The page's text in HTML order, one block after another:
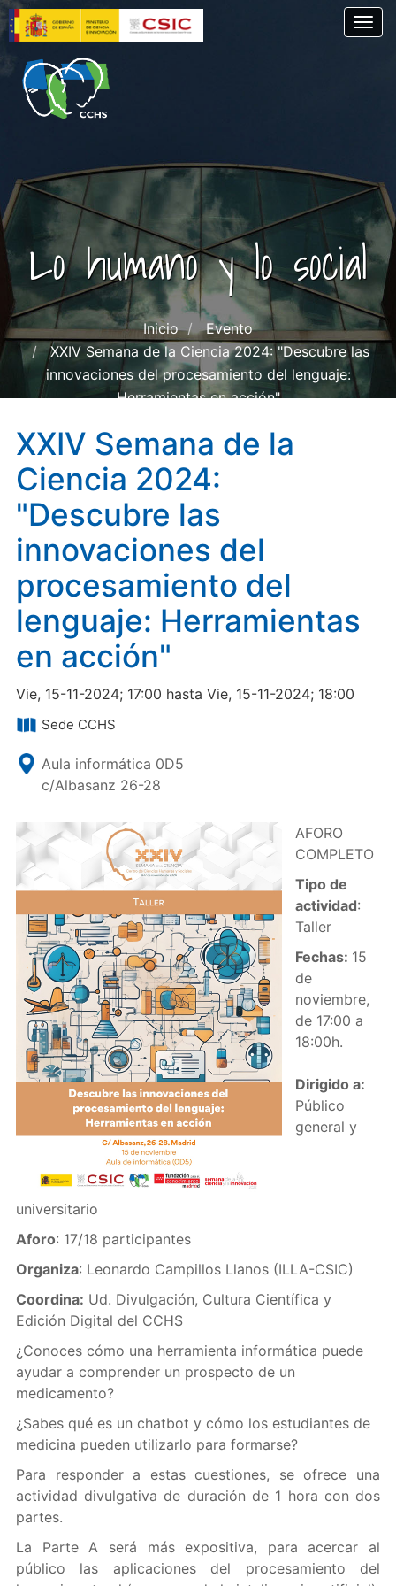
Pasar
al
contenido
principal
Lo humano y lo social
Inicio
Evento
XXIV Semana de la Ciencia 2024: "Descubre las
innovaciones del procesamiento del lenguaje:
Herramientas en acción"
XXIV Semana de la
Ciencia 2024:
"Descubre las
innovaciones del
procesamiento del
lenguaje: Herramientas
en acción"
Vie, 15-11-2024; 17:00 hasta Vie, 15-11-2024; 18:00
Sede CCHS
Aula informática 0D5
c/Albasanz 26-28
AFORO
COMPLETO
Tipo de
actividad:
Taller
Fechas: 15
de
noviembre,
de 17:00 a
18:00h.
Dirigido a:
Público
general y
universitario
Aforo: 17/18 participantes
Organiza: Leonardo Campillos Llanos (ILLA-CSIC)
Coordina: Ud. Divulgación, Cultura Científica y
Edición Digital del CCHS
¿Conoces cómo una herramienta informática puede
ayudar a comprender un prospecto de un
medicamento?
¿Sabes qué es un chatbot y cómo los estudiantes de
medicina pueden utilizarlo para formarse?
Para responder a estas cuestiones, se ofrece una
actividad divulgativa de duración de 1 hora con dos
partes.
La Parte A será más expositiva, para acercar al
público las aplicaciones del procesamiento del